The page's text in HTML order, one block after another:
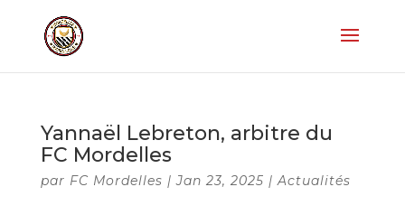
Yannaël Lebreton, arbitre du
FC Mordelles
par FC Mordelles |Jan 23, 2025 |Actualités